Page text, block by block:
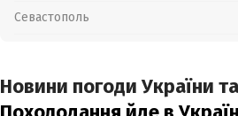
Севастополь
Новини погоди України та